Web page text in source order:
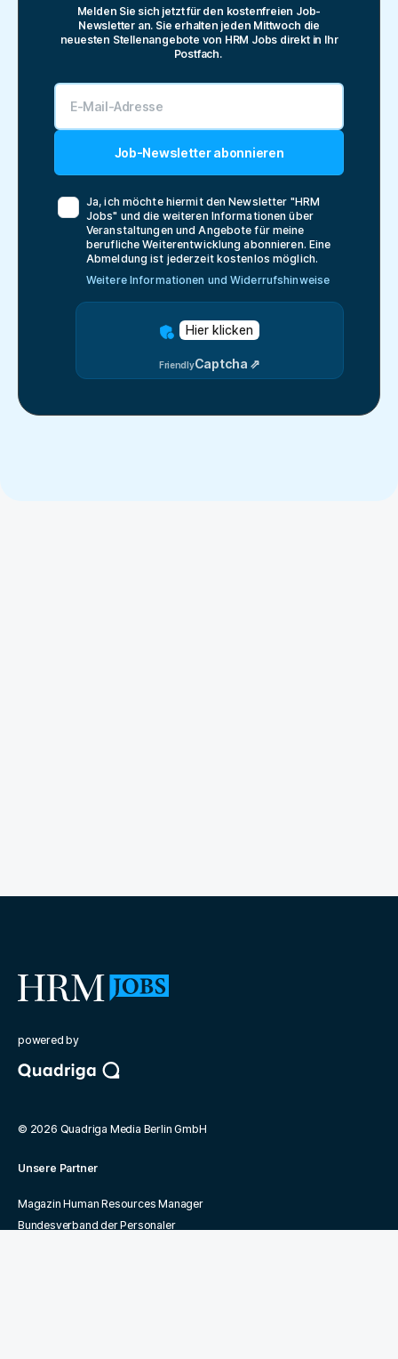
Melden Sie sich jetzt für den kostenfreien Job-
Newsletter an. Sie erhalten jeden Mittwoch die
neuesten Stellenangebote von HRM Jobs direkt in Ihr
Postfach.
Job-Newsletter abonnieren
Ja, ich möchte hiermit den Newsletter "HRM
Jobs" und die weiteren Informationen über
Veranstaltungen und Angebote für meine
berufliche Weiterentwicklung abonnieren. Eine
Abmeldung ist jederzeit kostenlos möglich.
Weitere Informationen und Widerrufshinweise
Hier klicken
FriendlyCaptcha ⇗
powered by
© 2026 Quadriga Media Berlin GmbH
Unsere Partner
Magazin Human Resources Manager
Bundesverband der Personaler